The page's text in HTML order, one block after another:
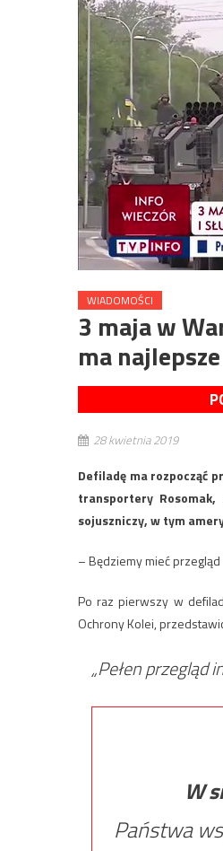
WIADOMOŚCI
3 maja w
ma najlepsze
28 kwietnia 2019
Defiladę ma rozpocząć
transportery
sojuszniczy, w tym
– Będziemy mieć
Po raz pierwszy w
Ochrony Kolei,
„Pełen
W
Państwa